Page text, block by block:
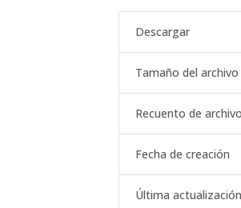
Descargar
Tamaño del archivo
Recuento de
Fecha de creación
Última actualización